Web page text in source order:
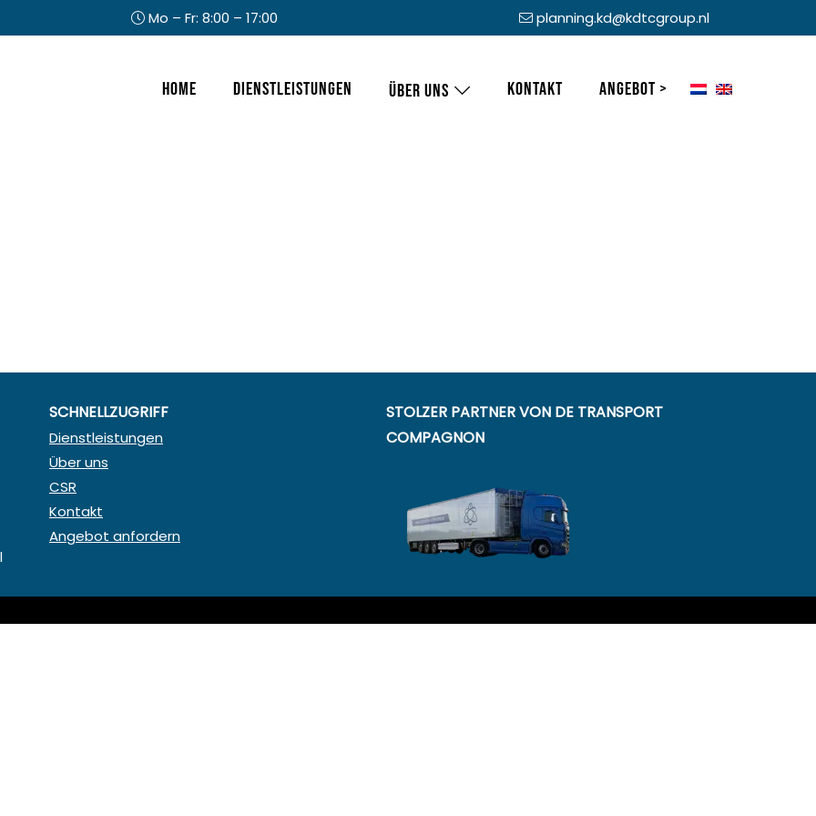
Mo – Fr: 8:00 – 17:00
planning.kd@kdtcgroup.nl
Home Dienstleistungen Über uns Kontakt Angebot >
SCHNELLZUGRIFF
Dienstleistungen
Über uns
CSR
Kontakt
Angebot anfordern
STOLZER PARTNER VON DE TRANSPORT
COMPAGNON